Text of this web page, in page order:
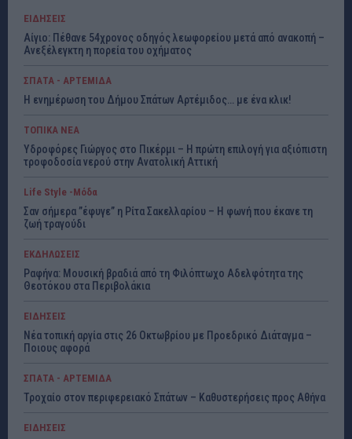
ΕΙΔΗΣΕΙΣ
Αίγιο: Πέθανε 54χρονος οδηγός λεωφορείου μετά από ανακοπή –
Ανεξέλεγκτη η πορεία του οχήματος
ΣΠΑΤΑ - ΑΡΤΕΜΙΔΑ
Η ενημέρωση του Δήμου Σπάτων Αρτέμιδος… με ένα κλικ!
ΤΟΠΙΚΑ ΝΕΑ
Υδροφόρες Γιώργος στο Πικέρμι – Η πρώτη επιλογή για αξιόπιστη
τροφοδοσία νερού στην Ανατολική Αττική
Life Style -Μόδα
Σαν σήμερα ”έφυγε” η Ρίτα Σακελλαρίου – Η φωνή που έκανε τη
ζωή τραγούδι
ΕΚΔΗΛΩΣΕΙΣ
Ραφήνα: Μουσική βραδιά από τη Φιλόπτωχο Αδελφότητα της
Θεοτόκου στα Περιβολάκια
ΕΙΔΗΣΕΙΣ
Νέα τοπική αργία στις 26 Οκτωβρίου με Προεδρικό Διάταγμα –
Ποιους αφορά
ΣΠΑΤΑ - ΑΡΤΕΜΙΔΑ
Τροχαίο στον περιφερειακό Σπάτων – Καθυστερήσεις προς Αθήνα
ΕΙΔΗΣΕΙΣ